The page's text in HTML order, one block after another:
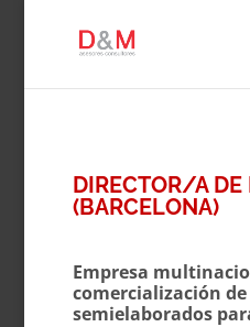
DIRECTOR/A
(BARCELONA)
Empresa
comercialización
semielaborados